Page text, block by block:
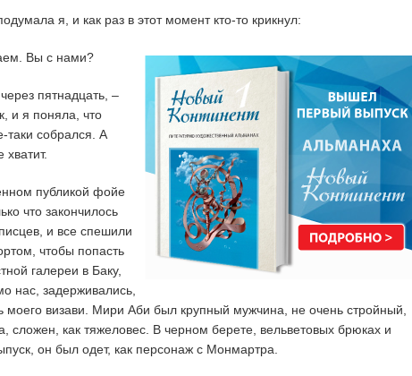
я, и как раз в этот момент кто-то крикнул:
Вы с нами?
пятнадцать, –
и я поняла, что
таки собрался. А
публикой фойе
что закончилось
и все спешили
чтобы попасть
галереи в Баку,
нас, задерживались,
моего визави. Мири Аби был крупный мужчина, не очень стройный,
сложен, как тяжеловес. В черном берете, вельветовых брюках и
он был одет, как персонаж с Монмартра.